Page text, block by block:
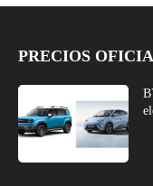
PRECIOS